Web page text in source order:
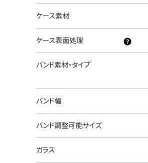
ケース素材
ケース表面処理
バンド素材・タイプ
バンド幅
バンド調整可能サイズ
ガラス